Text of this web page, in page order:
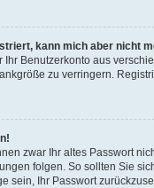
kann mich aber nicht
Ihr Benutzerkonto aus
zu verringern.
zwar Ihr altes Passwort
folgen. So sollten Sie
sein, Ihr Passwort